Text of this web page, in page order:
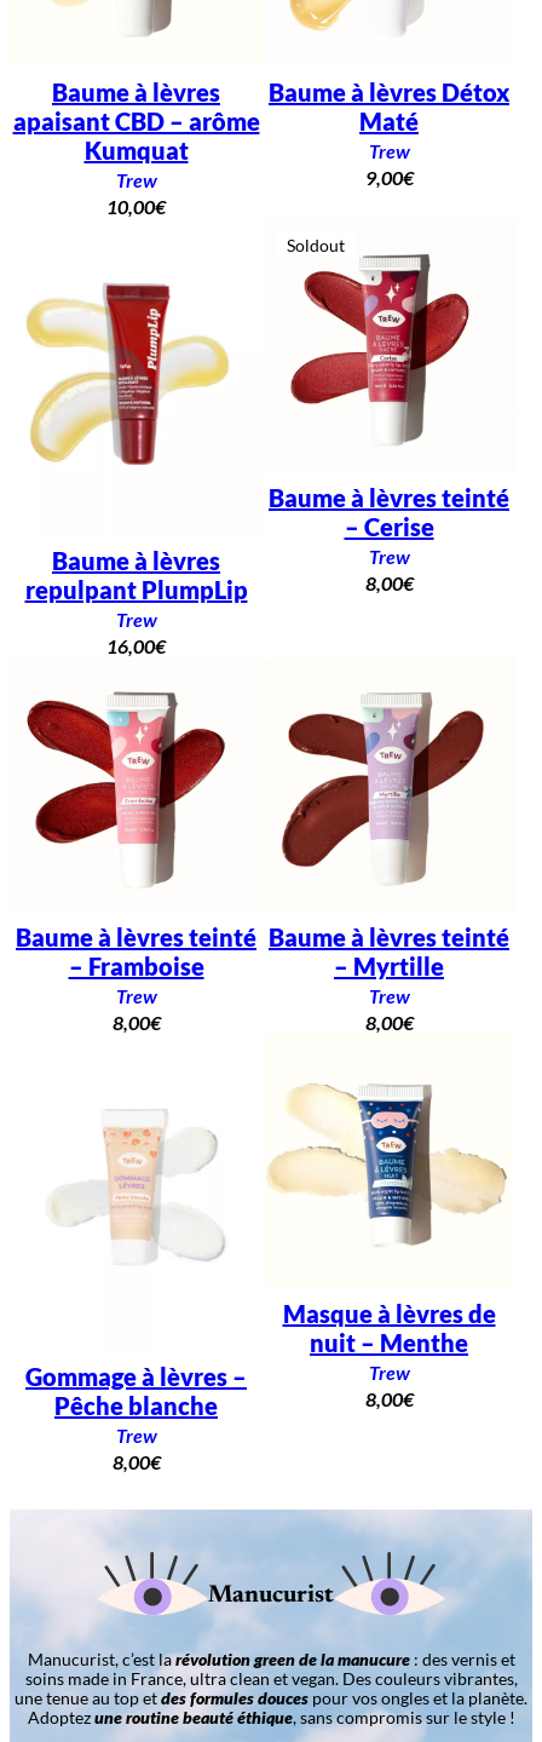
Baume à lèvres
apaisant CBD – arôme
Kumquat
Trew
10,00€
Baume à lèvres Détox
Maté
Trew
9,00€
Baume à lèvres
repulpant PlumpLip
Trew
16,00€
Soldout
Baume à lèvres teinté
– Cerise
Trew
8,00€
Baume à lèvres teinté
– Framboise
Trew
8,00€
Baume à lèvres teinté
– Myrtille
Trew
8,00€
Gommage à lèvres –
Pêche blanche
Trew
8,00€
Masque à lèvres de
nuit – Menthe
Trew
8,00€
Manucurist
Manucurist, c’est larévolution green de la manucure: des vernis et
soins made in France, ultra clean et vegan. Des couleurs vibrantes,
une tenue au top etdes formules douces pour vos ongles et la planète.
Adoptezune routine beauté éthique, sans compromis sur le style !